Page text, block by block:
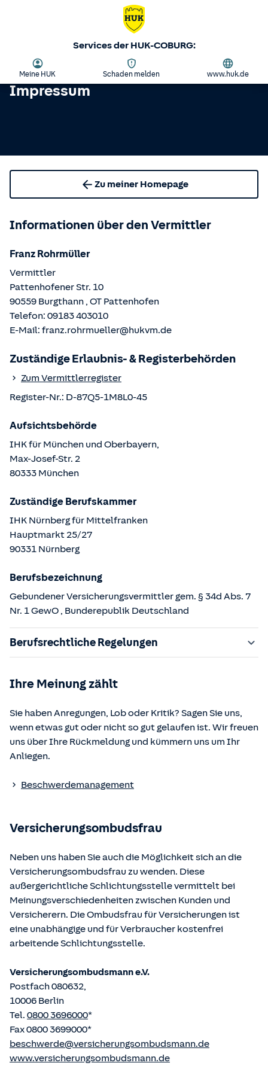
Services der HUK-COBURG:
Meine HUK Schaden melden www.huk.de
Impressum
Zu meiner Homepage
Informationen über den Vermittler
Franz Rohrmüller
Vermittler
Pattenhofener Str. 10
90559 Burgthann , OT Pattenhofen
Telefon: 09183 403010
E-Mail: franz.rohrmueller@hukvm.de
Zuständige Erlaubnis- & Registerbehörden
Zum Vermittlerregister
Register-Nr.: D-87Q5-1M8L0-45
Aufsichtsbehörde
IHK für München und Oberbayern,
Max-Josef-Str. 2
80333 München
Zuständige Berufskammer
IHK Nürnberg für Mittelfranken
Hauptmarkt 25/27
90331 Nürnberg
Berufsbezeichnung
Gebundener Versicherungsvermittler gem. § 34d Abs. 7
Nr. 1 GewO , Bunderepublik Deutschland
Berufsrechtliche Regelungen
§§ 59 – 68 Gesetz über den Versicherungsvertrag
§ 48b Versicherungsaufsichtsgesetz (VAG)
Verordnung über die Versicherungsvermittlung und -
Die berufsrechtlichen Regelungen können über die vom
eingesehen und abgerufen werden.
Ihre Meinung zählt
Sie haben Anregungen, Lob oder Kritik? Sagen Sie uns,
wenn etwas gut oder nicht so gut gelaufen ist. Wir freuen
uns über Ihre Rückmeldung und kümmern uns um Ihr
Anliegen.
Beschwerdemanagement
Versicherungsombudsfrau
Neben uns haben Sie auch die Möglichkeit sich an die
Versicherungsombudsfrau zu wenden. Diese
außergerichtliche Schlichtungsstelle vermittelt bei
Meinungsverschiedenheiten zwischen Kunden und
Versicherern. Die Ombudsfrau für Versicherungen ist
eine unabhängige und für Verbraucher kostenfrei
arbeitende Schlichtungsstelle.
Versicherungsombudsmann e.V.
Postfach 080632,
10006 Berlin
Tel. 0800 3696000*
Fax 0800 3699000*
beschwerde@versicherungsombudsmann.de
www.versicherungsombudsmann.de